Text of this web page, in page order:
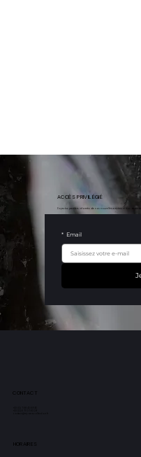
ACCÈS PRIVILÉGIÉ
Soyez les premiers informés de nos nouvelles arrivées et nos
* Email
Série
Martin DB5
HORAIRES
CONTACT